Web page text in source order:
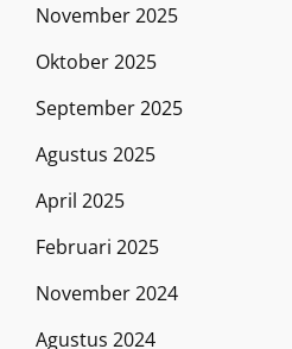
November 2025
Oktober 2025
September 2025
Agustus 2025
April 2025
Februari 2025
November 2024
Agustus 2024